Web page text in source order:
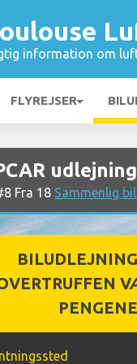
information om
FLYREJSER
Fra 18 Sammenlig
PENGENE